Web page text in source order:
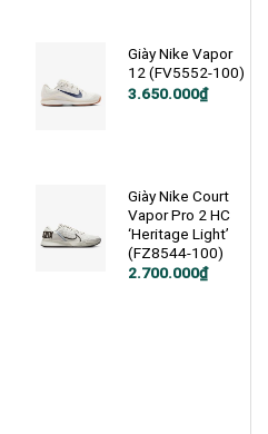
Giày Nike Vapor
12 (FV5552-100)
Giá
3.650.000₫
Giá
Giày Nike Court
Vapor Pro 2 HC
‘Heritage Light’
(FZ8544-100)
2.700.000₫